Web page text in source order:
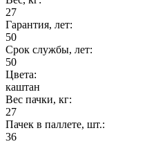
27
Гарантия, лет:
50
Срок службы, лет:
50
Цвета:
каштан
Вес пачки, кг:
27
Пачек в паллете, шт.:
36